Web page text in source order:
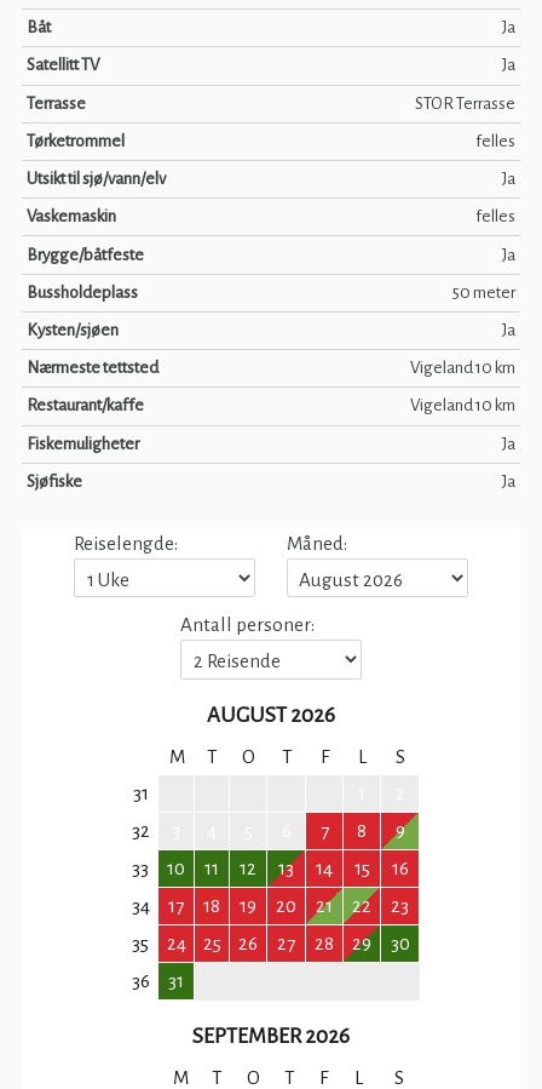
Båt Ja
Satellitt TV Ja
Terrasse STOR Terrasse
Tørketrommel felles
Utsikt til sjø/vann/elv Ja
Vaskemaskin felles
Brygge/båtfeste Ja
Bussholdeplass 50 meter
Kysten/sjøen Ja
Nærmeste tettsted Vigeland 10 km
Restaurant/kaffe Vigeland 10 km
Fiskemuligheter Ja
Sjøfiske Ja